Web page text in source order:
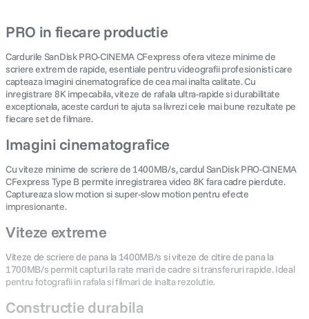
PRO in fiecare productie
Cardurile SanDisk PRO-CINEMA CFexpress ofera viteze minime de
scriere extrem de rapide, esentiale pentru videografii profesionisti care
capteaza imagini cinematografice de cea mai inalta calitate. Cu
inregistrare 8K impecabila, viteze de rafala ultra-rapide si durabilitate
exceptionala, aceste carduri te ajuta sa livrezi cele mai bune rezultate pe
fiecare set de filmare.
Imagini cinematografice
Cu viteze minime de scriere de 1400MB/s, cardul SanDisk PRO-CINEMA
CFexpress Type B permite inregistrarea video 8K fara cadre pierdute.
Captureaza slow motion si super-slow motion pentru efecte
impresionante.
Viteze extreme
Viteze de scriere de pana la 1400MB/s si viteze de citire de pana la
1700MB/s permit capturi la rate mari de cadre si transferuri rapide. Ideal
pentru fotografii in rafala si filmari de inalta rezolutie.
Constructie durabila